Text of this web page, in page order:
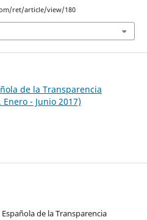
ret/article/view/180
de la Transparencia
- Junio 2017)
de la Transparencia